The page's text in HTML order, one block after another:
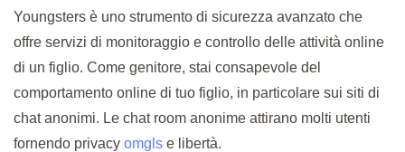
Youngsters è uno strumento di sicurezza avanzato che
offre servizi di monitoraggio e controllo delle attività online
di un figlio. Come genitore, stai consapevole del
comportamento online di tuo figlio, in particolare sui siti di
chat anonimi. Le chat room anonime attirano molti utenti
fornendo privacy omgls e libertà.